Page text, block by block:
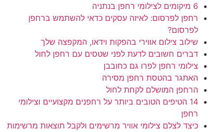
6 מיקומים לצילומי רחפן בנתניה
רחפן לפרסום: לאיזה עסקים כדאי להשתמש ברחפן
לפרסום?
שילוב צילום אווירי בהפקות וידאו, המקפצה שלך
דברים חשובים לדעת לפני שטסים עם רחפן לחול
צילומי רחפן לפרו גם כחובבן
האתגר בהטסת רחפן מסירה
הרחפן המושלם לקחת לחול
14 הטיפים הטובים ביותר על רחפנים מקצועיים וצילומי
רחפן
כיצד לצלם צילומי אוויר מרשימים ולקבל תוצאות מרשימות